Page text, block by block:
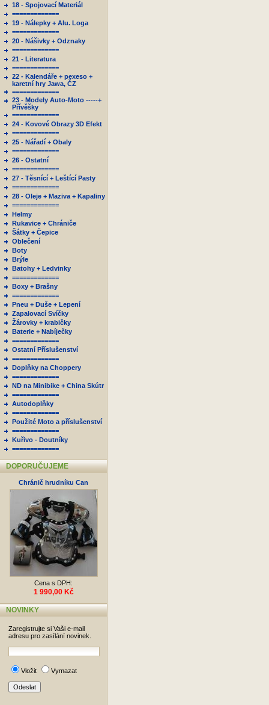
18 - Spojovací Materiál
=============
19 - Nálepky + Alu. Loga
=============
20 - Nášivky + Odznaky
=============
21 - Literatura
=============
22 - Kalendáře + pexeso +
karetní hry Jawa, ČZ
=============
23 - Modely Auto-Moto -----+
Přívěšky
=============
24 - Kovové Obrazy 3D Efekt
=============
25 - Nářadí + Obaly
=============
26 - Ostatní
=============
27 - Těsnící + Leštící Pasty
=============
28 - Oleje + Maziva + Kapaliny
=============
Helmy
Rukavice + Chrániče
Šátky + Čepice
Oblečení
Boty
Brýle
Batohy + Ledvinky
=============
Boxy + Brašny
=============
Pneu + Duše + Lepení
Zapalovací Svíčky
Žárovky + krabičky
Baterie + Nabíječky
=============
Ostatní Příslušenství
=============
Doplňky na Choppery
=============
ND na Minibike + China Skútr
=============
Autodoplňky
=============
Použité Moto a příslušenství
=============
Kuřivo - Doutníky
=============
DOPORUČUJEME
Chránič hrudníku Can
Cena s DPH:
1 990,00 Kč
NOVINKY
Zaregistrujte si Vaši e-mail
adresu pro zasílání novinek.
Vložit Vymazat